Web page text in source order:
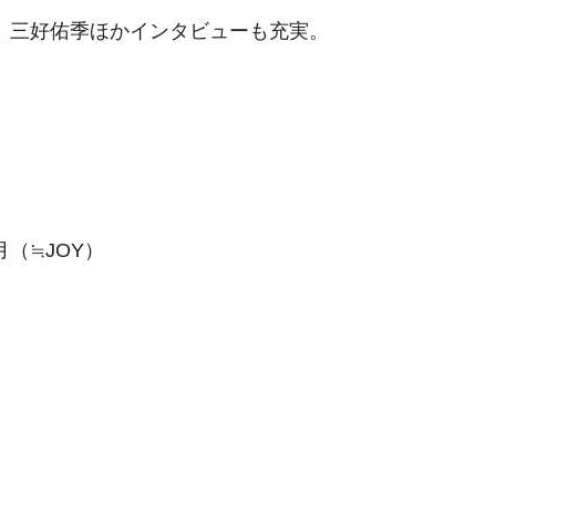
好佑季ほかインタビューも充実。
≒JOY）